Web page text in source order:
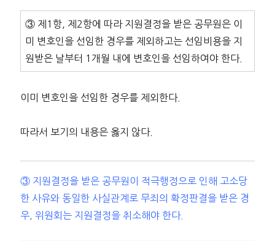
③ 제1항, 제2항에 따라 지원결정을 받은 공무원은 이
미 변호인을 선임한 경우를 제외하고는 선임비용을 지
원받은 날부터 1개월 내에 변호인을 선임하여야 한다.
이미 변호인을 선임한 경우를 제외한다.
따라서 보기의 내용은 옳지 않다.
③ 지원결정을 받은 공무원이 적극행정으로 인해 고소당
한 사유와 동일한 사실관계로 무죄의 확정판결을 받은 경
우, 위원회는 지원결정을 취소해야 한다.